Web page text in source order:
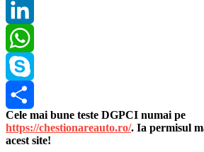
Pinterest
LinkedIn
WhatsApp
Skype
Share
Cele mai bune teste DGPCI numai pe
https://chestionareauto.ro/. Ia permisul
acest site!